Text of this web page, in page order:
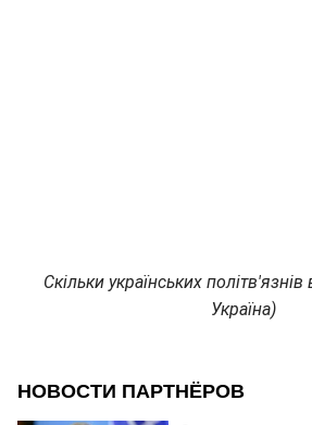
Скільки українських
Україна)